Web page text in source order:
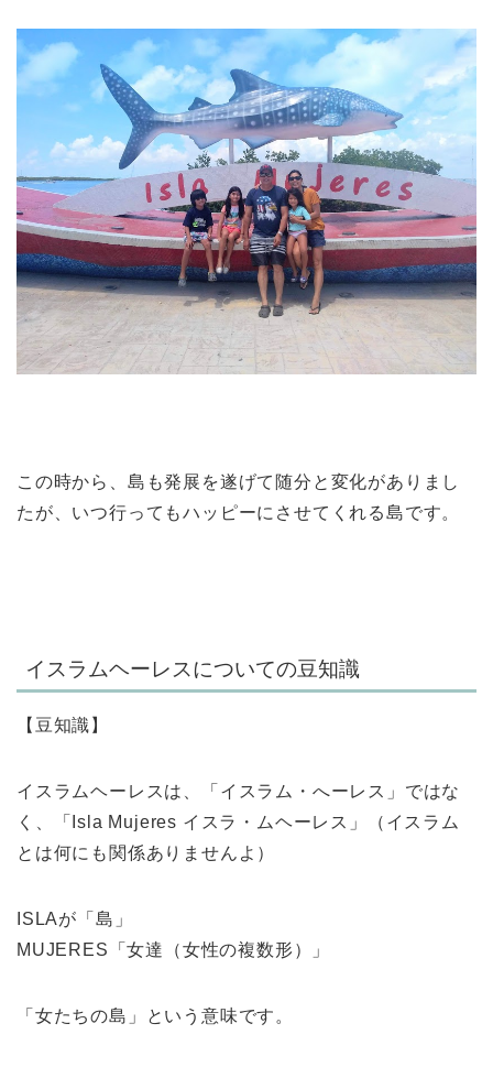
この時から、島も発展を遂げて随分と変化がありまし
たが、いつ行ってもハッピーにさせてくれる島です。
イスラムヘーレスについての豆知識
【豆知識】
イスラムヘーレスは、「イスラム・へーレス」ではな
く、「Isla Mujeres イスラ・ムヘーレス」（イスラム
とは何にも関係ありませんよ）
ISLAが「島」
MUJERES「女達（女性の複数形）」
「女たちの島」という意味です。